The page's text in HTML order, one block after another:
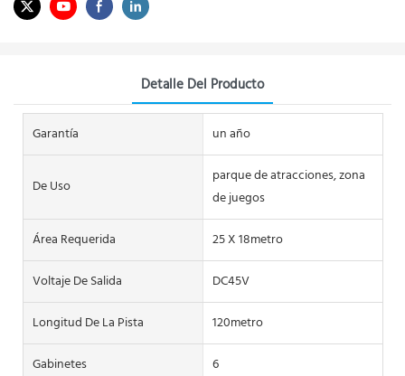
Detalle Del Producto
Garantía un año
De Uso
parque de atracciones, zona
de juegos
Área Requerida
25 X 18metro
Voltaje De Salida
DC45V
Longitud De La Pista
120metro
Gabinetes
6